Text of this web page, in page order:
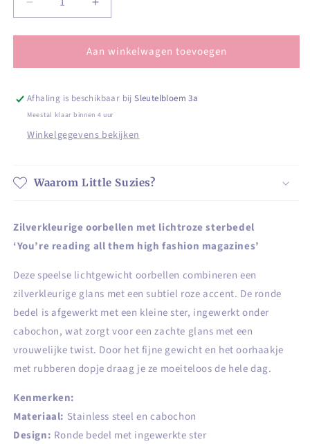
Aantal
verlagen
voor
Zilverkleurige
oorbellen
lichtroze
sterbedel
Aantal
verhogen
voor
Zilverkleurige
oorbellen
lichtroze
sterbedel
Aan winkelwagen toevoegen
Afhaling is beschikbaar bijSleutelbloem 3a
Meestal klaar binnen 4 uur
Winkelgegevens bekijken
Waarom Little Suzies?
Zilverkleurige oorbellen met lichtroze sterbedel
‘You’re reading all them high fashion magazines’
Deze speelse lichtgewicht oorbellen combineren een
zilverkleurige glans met een subtiel roze accent. De ronde
bedel is afgewerkt met een kleine ster, ingewerkt onder
cabochon, wat zorgt voor een zachte glans met een
vrouwelijke twist. Door het fijne gewicht en het oorhaakje
met rubberen dopje draag je ze moeiteloos de hele dag.
Kenmerken:
Materiaal: Stainless steel en cabochon
Design: Ronde bedel met ingewerkte ster